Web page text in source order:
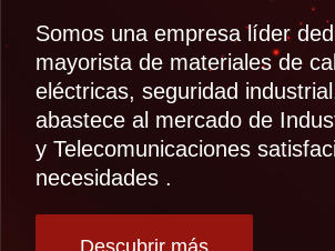
Somos una empresa líder
mayorista de materiales de
eléctricas, seguridad
abastece al mercado de
y Telecomunicaciones
necesidades .
Descubrir más